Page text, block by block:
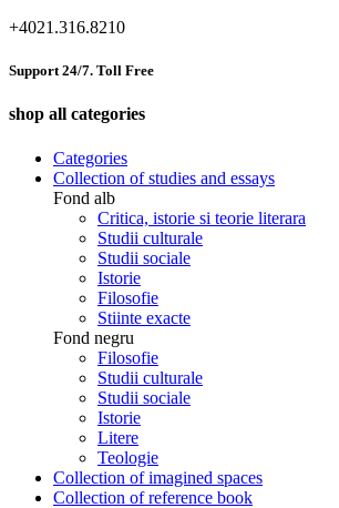
+4021.316.8210
Support 24/7. Toll Free
shop all categories
Categories
Collection of studies and essays
Fond alb
Critica, istorie si teorie literara
Studii culturale
Studii sociale
Istorie
Filosofie
Stiinte exacte
Fond negru
Filosofie
Studii culturale
Studii sociale
Istorie
Litere
Teologie
Collection of imagined spaces
Collection of reference book